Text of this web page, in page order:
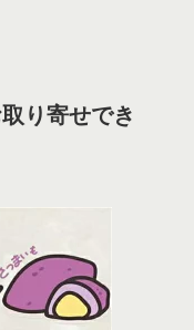
り寄せでき